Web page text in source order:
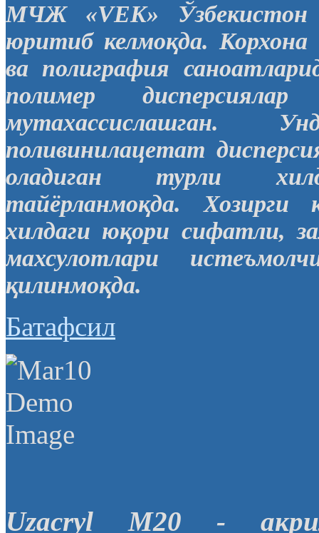
МЧЖ «VEK» Ўзбекистон
юритиб келмоқда.
ва полиграфия
полимер
мутахассислашган.
поливинилацетат
оладиган турли
тайёрланмоқда.
хилдаги юқори сифатли,
махсулотлари
қилинмоқда.
Батафсил
Uzacryl M20 -